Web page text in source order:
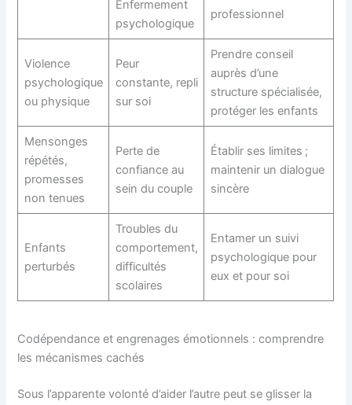
Enfermement
psychologique
professionnel
Violence
psychologique
ou physique
Peur
constante, repli
sur soi
Prendre conseil
auprès d’une
structure spécialisée,
protéger les enfants
Mensonges
répétés,
promesses
non tenues
Perte de
confiance au
sein du couple
Établir ses limites ;
maintenir un dialogue
sincère
Enfants
perturbés
Troubles du
comportement,
difficultés
scolaires
Entamer un suivi
psychologique pour
eux et pour soi
Codépendance et engrenages émotionnels : comprendre
les mécanismes cachés
Sous l’apparente volonté d’aider l’autre peut se glisser la